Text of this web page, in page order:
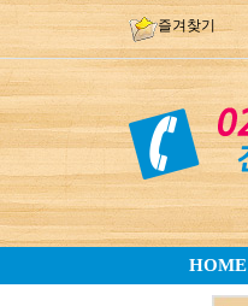
즐겨찾기
HOME